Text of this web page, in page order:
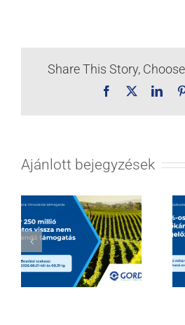
Share This Story,
Facebook
Ajánlott bejegyzések